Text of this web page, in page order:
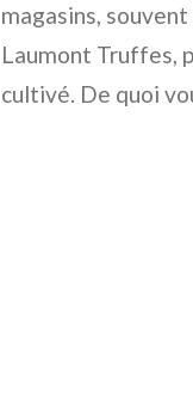
magasins,
Laumont Truffes,
cultivé. De quoi